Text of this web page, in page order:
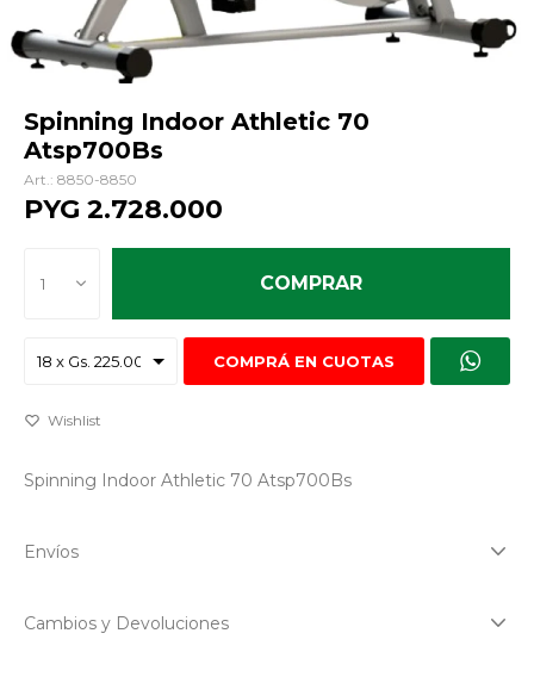
Spinning Indoor Athletic 70
Atsp700Bs
8850-8850
PYG 2.728.000
1 COMPRAR
COMPRÁ EN CUOTAS
Spinning Indoor Athletic 70 Atsp700Bs
Envíos
Cambios y Devoluciones